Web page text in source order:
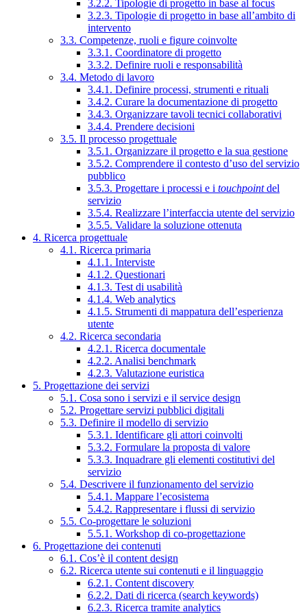
3.2.2. Tipologie di progetto in base al focus
3.2.3. Tipologie di progetto in base all’ambito di
intervento
3.3. Competenze, ruoli e figure coinvolte
3.3.1. Coordinatore di progetto
3.3.2. Definire ruoli e responsabilità
3.4. Metodo di lavoro
3.4.1. Definire processi, strumenti e rituali
3.4.2. Curare la documentazione di progetto
3.4.3. Organizzare tavoli tecnici collaborativi
3.4.4. Prendere decisioni
3.5. Il processo progettuale
3.5.1. Organizzare il progetto e la sua gestione
3.5.2. Comprendere il contesto d’uso del servizio
pubblico
3.5.3. Progettare i processi e i touchpointdel
servizio
3.5.4. Realizzare l’interfaccia utente del servizio
3.5.5. Validare la soluzione ottenuta
4. Ricerca progettuale
4.1. Ricerca primaria
4.1.1. Interviste
4.1.2. Questionari
4.1.3. Test di usabilità
4.1.4. Web analytics
4.1.5. Strumenti di mappatura dell’esperienza
utente
4.2. Ricerca secondaria
4.2.1. Ricerca documentale
4.2.2. Analisi benchmark
4.2.3. Valutazione euristica
5. Progettazione dei servizi
5.1. Cosa sono i servizi e il service design
5.2. Progettare servizi pubblici digitali
5.3. Definire il modello di servizio
5.3.1. Identificare gli attori coinvolti
5.3.2. Formulare la proposta di valore
5.3.3. Inquadrare gli elementi costitutivi del
servizio
5.4. Descrivere il funzionamento del servizio
5.4.1. Mappare l’ecosistema
5.4.2. Rappresentare i flussi di servizio
5.5. Co-progettare le soluzioni
5.5.1. Workshop di co-progettazione
6. Progettazione dei contenuti
6.1. Cos’è il content design
6.2. Ricerca utente sui contenuti e il linguaggio
6.2.1. Content discovery
6.2.2. Dati di ricerca (search keywords)
6.2.3. Ricerca tramite analytics